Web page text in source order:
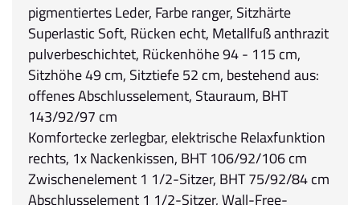
pigmentiertes Leder, Farbe ranger, Sitzhärte
Superlastic Soft, Rücken echt, Metallfuß anthrazit
pulverbeschichtet, Rückenhöhe 94 - 115 cm,
Sitzhöhe 49 cm, Sitztiefe 52 cm, bestehend aus:
offenes Abschlusselement, Stauraum, BHT
143/92/97 cm
Komfortecke zerlegbar, elektrische Relaxfunktion
rechts, 1x Nackenkissen, BHT 106/92/106 cm
Zwischenelement 1 1/2-Sitzer, BHT 75/92/84 cm
Abschlusselement 1 1/2-Sitzer, Wall-Free-